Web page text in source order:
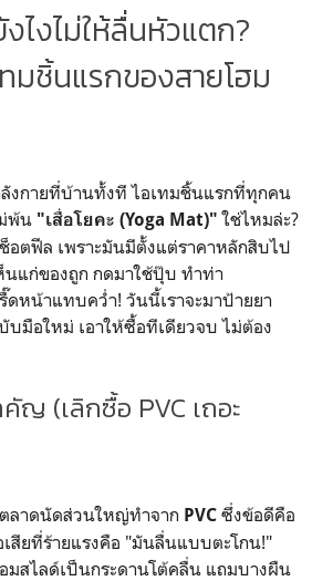
งไงไม่ให้ลื่นหัวแตก?
มชิ้นแรกของสายโฮม
งกายที่บ้านทั้งที ไอเทมชิ้นแรกที่ทุกคน
พ้น "เสื่อโยคะ (Yoga Mat)" ใช่ไหมล่ะ?
ตฟีล เพราะมันมีตั้งแต่ราคาหลักสิบไป
แก่ของถูก กดมาใช้ปุ๊บ ทำท่า
ดหน้าแทบคว่ำ! วันนี้เราจะมาป้ายยา
บมือใหม่ เอาให้ซื้อทีเดียวจบ ไม่ต้อง
ญ (เลิกซื้อ PVC เถอะ
ลาดนัดส่วนใหญ่ทำจาก PVC ซึ่งข้อดีคือ
สียที่ร้ายแรงคือ "มันลื่นแบบตะโกน!"
มสไลด์เป็นกระดานโต้คลื่น แถมบางผืน